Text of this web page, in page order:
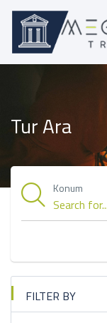
Tur Ara
Konum
FILTER BY